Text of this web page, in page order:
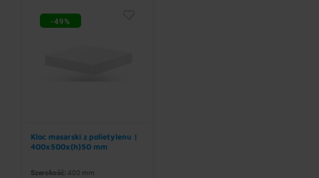
-49%
Kloc masarski z polietylenu |
400x500x(h)50 mm
Szerokość: 400 mm